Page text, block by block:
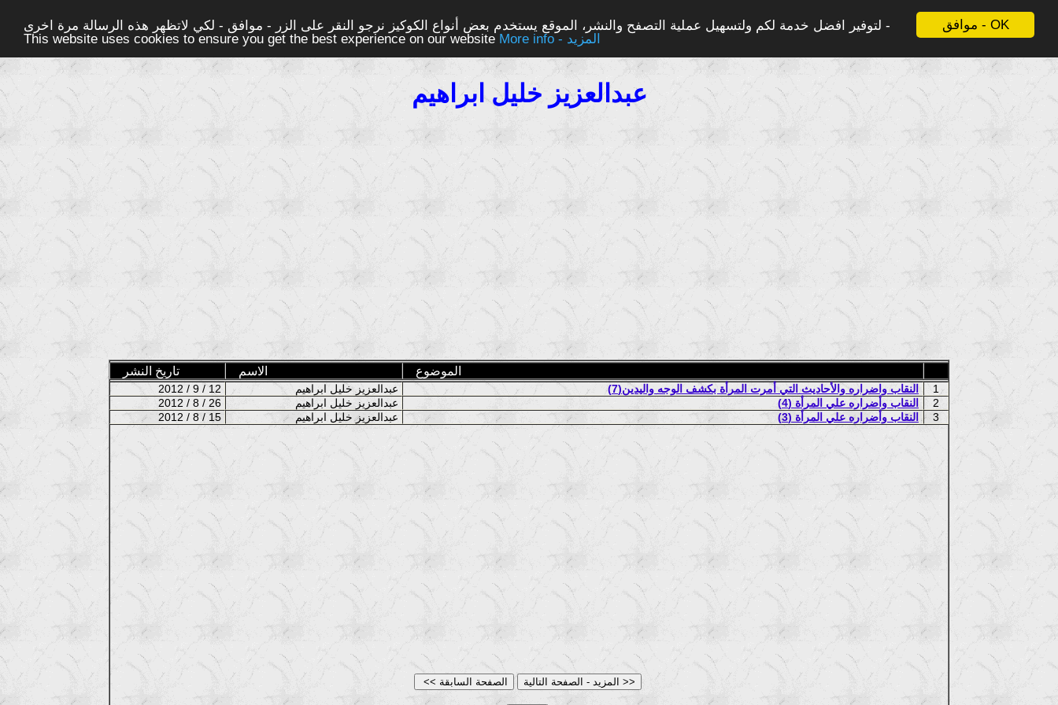
موافق - OK
لتوفير افضل خدمة لكم ولتسهيل عملية التصفح والنشر، الموقع يستخدم بعض أنواع الكوكيز نرجو النقر على الزر - موافق - لكي لاتظهر هذه الرسالة مرة اخرى -
This website uses cookies to ensure you get the best experience on our website
More info - المزيد
عبدالعزيز خليل ابراهيم
تاريخ النشر الاسم الموضوع
2012 / 9 / 12 النقاب واضراره والأحاديث التي أمرت المرأة بكشف الوجه واليدين(7)
1
2012 / 8 / 26
النقاب وأضراره علي المرأة (4)
2
2012 / 8 / 15
النقاب وأضراره علي المرأة (3) 3